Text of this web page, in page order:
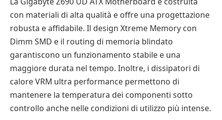
con materiali di alta qualità e offre una progettazione
robusta e affidabile. Il design Xtreme Memory con
Dimm SMD e il routing di memoria blindato
garantiscono un funzionamento stabile e una
maggiore durata nel tempo. Inoltre, i dissipatori di
calore VRM ultra performance permettono di
mantenere la temperatura dei componenti sotto
controllo anche nelle condizioni di utilizzo più intense.